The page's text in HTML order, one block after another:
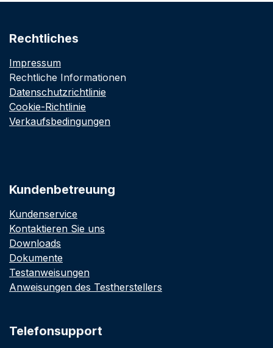
Rechtliches
Impressum
Rechtliche Informationen
Datenschutzrichtlinie
Cookie-Richtlinie
Verkaufsbedingungen
Kundenbetreuung
Kundenservice
Kontaktieren Sie uns
Downloads
Dokumente
Testanweisungen
Anweisungen des Testherstellers
Telefonsupport